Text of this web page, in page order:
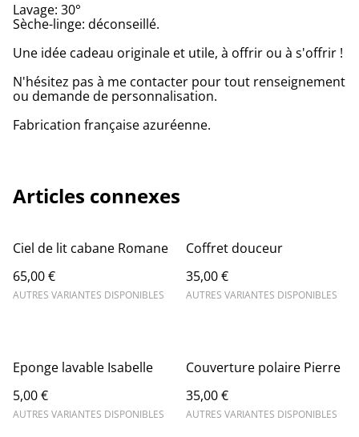
Lavage: 30°
Sèche-linge: déconseillé.
Une idée cadeau originale et utile, à offrir ou à s'offrir !
N'hésitez pas à me contacter pour tout renseignement
ou demande de personnalisation.
Fabrication française azuréenne.
Articles connexes
Ciel de lit cabane Romane
65,00 €
AUTRES VARIANTES DISPONIBLES
Coffret douceur
35,00 €
AUTRES VARIANTES DISPONIBLES
Eponge lavable Isabelle
5,00 €
AUTRES VARIANTES DISPONIBLES
Couverture polaire Pierre
35,00 €
AUTRES VARIANTES DISPONIBLES